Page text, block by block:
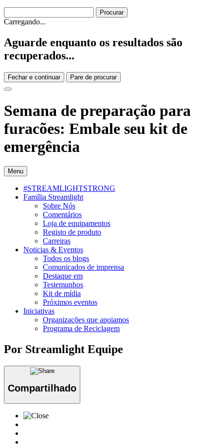
Carregando...
Aguarde enquanto os resultados são
recuperados...
Fechar e continuar Pare de procurar
Semana de preparação para
furacões: Embale seu kit de
emergência
Menu
#STREAMLIGHTSTRONG
Família Streamlight
Sobre Nós
Comentários
Loja de equipamentos
Registo de produto
Carreiras
Noticias & Eventos
Todos os blogs
Comunicados de imprensa
Destaque em
Testemunhos
Kit de mídia
Próximos eventos
Iniciativas
Organizações que apoiamos
Programa de Reciclagem
Por Streamlight Equipe
Compartilhado